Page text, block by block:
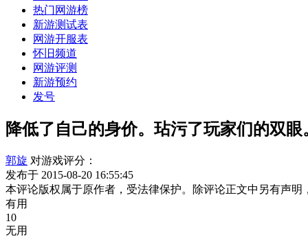
热门网游榜
新游测试表
网游开服表
怀旧频道
网游评测
新游预约
发号
降低了自己的身价。玷污了玩家们的双眼
郭旋 对游戏评分：
发布于 2015-08-20 16:55:45
本评论版权属于原作者，受法律保护。除评论正文中另有声
有用
10
无用